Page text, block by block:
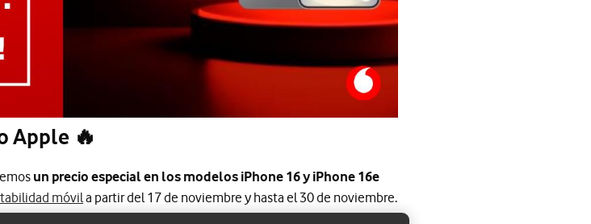
Apple 🔥
un precio especial en los modelos iPhone 16 y iPhone 16e
móvila partir del 17 de noviembre y hasta el 30 de noviembre.